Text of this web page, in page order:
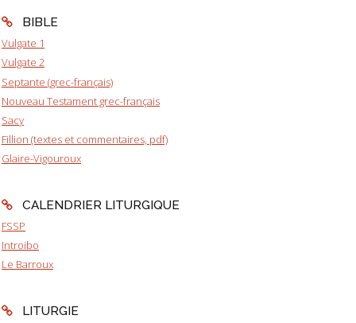
BIBLE
Vulgate 1
Vulgate 2
Septante (grec-français)
Nouveau Testament grec-français
Sacy
Fillion (textes et commentaires, pdf)
Glaire-Vigouroux
CALENDRIER LITURGIQUE
FSSP
Introibo
Le Barroux
LITURGIE